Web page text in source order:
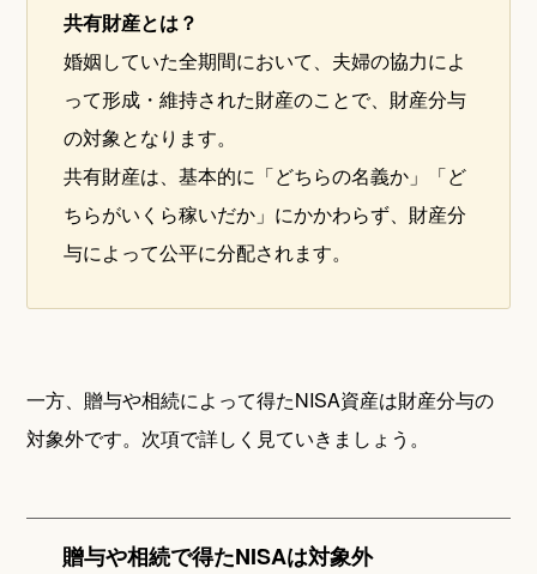
共有財産とは？
婚姻していた全期間において、夫婦の協力によ
って形成・維持された財産のことで、財産分与
の対象となります。
共有財産は、基本的に「どちらの名義か」「ど
ちらがいくら稼いだか」にかかわらず、財産分
与によって公平に分配されます。
一方、贈与や相続によって得たNISA資産は財産分与の
対象外です。次項で詳しく見ていきましょう。
贈与や相続で得たNISAは対象外